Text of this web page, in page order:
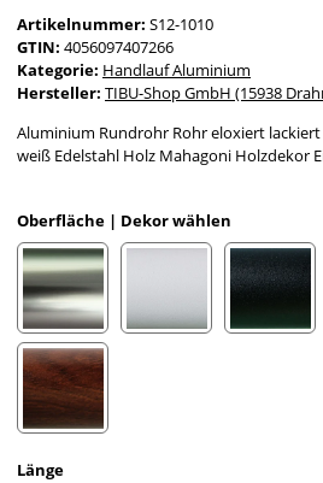
Artikelnummer: S12-1010
GTIN: 4056097407266
Kategorie: Handlauf Aluminium
Hersteller: TIBU-Shop GmbH (15938
Aluminium Rundrohr Rohr eloxiert
weiß Edelstahl Holz Mahagoni Holzdekor
Oberfläche | Dekor wählen
Edelstahloptik eloxiert
Länge